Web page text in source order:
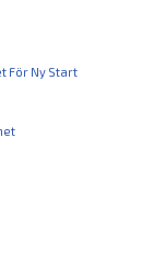
För Ny Start